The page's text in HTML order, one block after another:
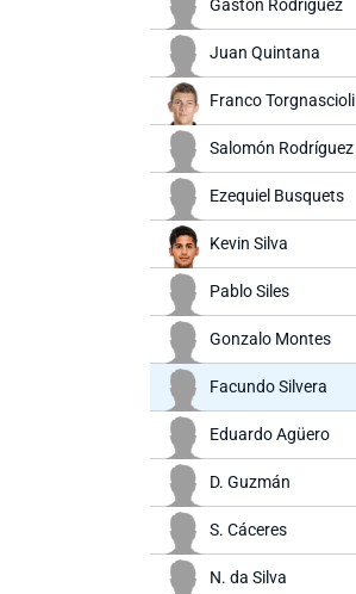
Gastón Rodríguez
Juan Quintana
Franco Torgnascioli
Salomón Rodríguez
Ezequiel Busquets
Kevin Silva
Pablo Siles
Gonzalo Montes
Facundo Silvera
Eduardo Agüero
D. Guzmán
S. Cáceres
N. da Silva